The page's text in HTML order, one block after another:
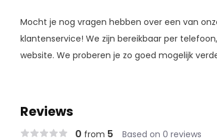
Mocht je nog vragen hebben over een van
klantenservice! We zijn bereikbaar per
website. We proberen je zo goed mogelijk
Reviews
0 from 5 Based on 0 reviews